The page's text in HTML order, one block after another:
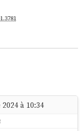
à 10:34